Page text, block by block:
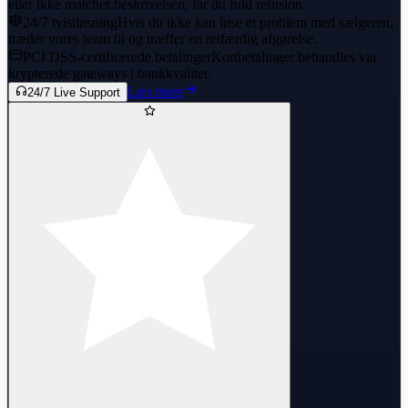
Professional support available
eller ikke matcher beskrivelsen, får du fuld refusion.
24/7 tvistløsningHvis du ikke kan løse et problem med sælgeren,
træder vores team til og træffer en retfærdig afgørelse.
PCI DSS-certificerede betalingerKortbetalinger behandles via
krypterede gateways i bankkvalitet.
24/7 Live Support Læs mere